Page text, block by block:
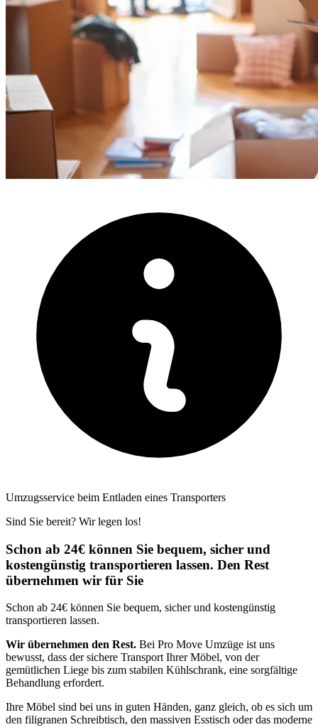
Umzugsservice beim Entladen eines Transporters
Sind Sie bereit? Wir legen los!
Schon ab 24€ können Sie bequem, sicher und
kostengünstig transportieren lassen. Den Rest
übernehmen wir für Sie
Schon ab 24€ können Sie bequem, sicher und kostengünstig
transportieren lassen.
Wir übernehmen den Rest. Bei Pro Move Umzüge ist uns
bewusst, dass der sichere Transport Ihrer Möbel, von der
gemütlichen Liege bis zum stabilen Kühlschrank, eine sorgfältige
Behandlung erfordert.
Ihre Möbel sind bei uns in guten Händen, ganz gleich, ob es sich um
den filigranen Schreibtisch, den massiven Esstisch oder das moderne